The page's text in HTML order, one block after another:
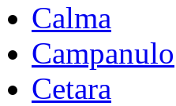
Calma
Campanulo
Cetara